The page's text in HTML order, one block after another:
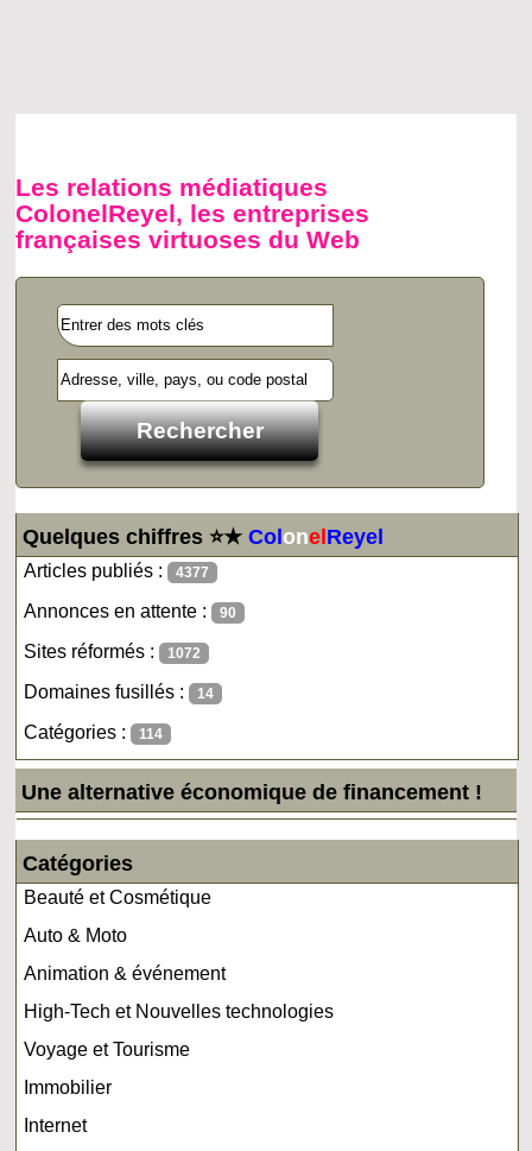
Les relations médiatiques
ColonelReyel, les entreprises
françaises virtuoses du Web
Quelques chiffres ⭐★ColonelReyel
Articles publiés : 4377
Annonces en attente : 90
Sites réformés : 1072
Domaines fusillés : 14
Catégories : 114
Une alternative économique de financement !
Catégories
Beauté et Cosmétique
Auto & Moto
Animation & événement
High-Tech et Nouvelles technologies
Voyage et Tourisme
Immobilier
Internet